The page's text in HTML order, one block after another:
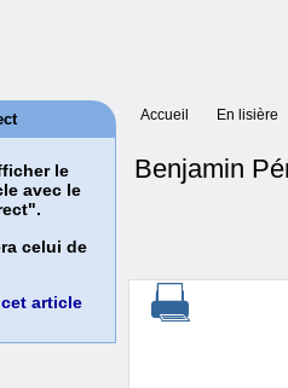
Accueil En lisière
Benjamin
le
avec le
celui de
cet article